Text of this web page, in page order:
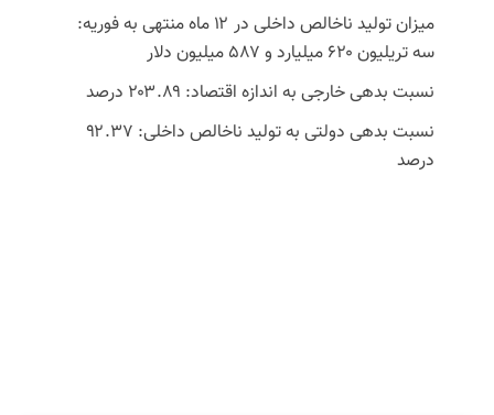
میزان تولید ناخالص داخلی در ۱۲ ماه منتهی به فوریه:
سه تریلیون ۶۲۰ میلیارد و ۵۸۷ میلیون دلار
نسبت بدهی خارجی به اندازه اقتصاد: ۲۰۳.۸۹ درصد
نسبت بدهی دولتی به تولید ناخالص داخلی: ۹۲.۳۷
درصد